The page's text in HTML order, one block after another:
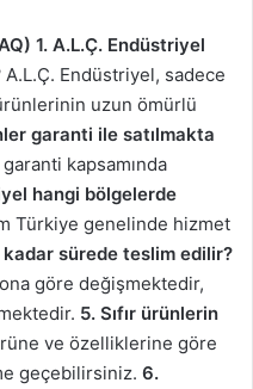
1. A.L.Ç. Endüstriyel
A.L.Ç. Endüstriyel, sadece
uzun ömürlü
garanti ile satılmakta
kapsamında
hangi bölgelerde
Türkiye genelinde hizmet
sürede teslim edilir?
göre değişmektedir,
5. Sıfır ürünlerin
ve özelliklerine göre
geçebilirsiniz. 6.